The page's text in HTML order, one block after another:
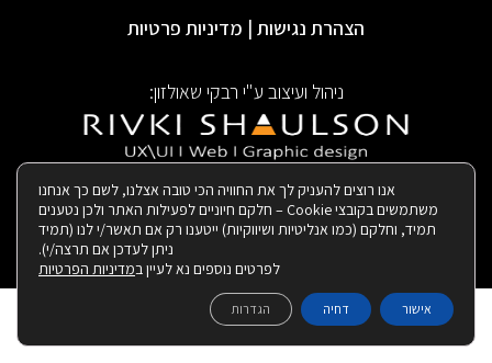
הצהרת נגישות | מדיניות פרטיות
ניהול ועיצוב ע"י רבקי שאולזון:
| בנייה ותחזוקת האתר:
אנו רוצים להעניק לך את החוויה הכי טובה אצלנו, לשם כך אנחנו
משתמשים בקובצי Cookie – חלקם חיוניים לפעילות האתר ולכן נטענים
תמיד, וחלקם (כמו אנליטיות ושיווקיות) ייטענו רק אם תאשר/י לנו (תמיד
ניתן לעדכן אם תרצה/י).
לפרטים נוספים נא לעיין במדיניות הפרטיות
אישור דחיה הגדרות